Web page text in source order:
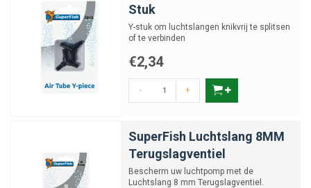
Stuk
Y-stuk om luchtslangen knikvrij te splitsen
of te verbinden
€2,34
- +
SuperFish Luchtslang 8MM
Terugslagventiel
Bescherm uw luchtpomp met de
Luchtslang 8 mm Terugslagventiel.